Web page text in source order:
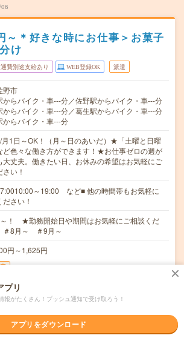
～＊好きな時にお仕事＞お菓子
け
費別途支給あり WEB登録OK 派遣
野市
からバイク・車---分／佐野駅からバイク・車---分
からバイク・車---分／葛生駅からバイク・車---分
からバイク・車---分
月1日～OK！（月～日のあいだ）★「土曜と日曜
ど色々な働き方ができます！★お仕事ゼロの週が
大丈夫。働きたい日、お休みの希望はお気軽にご
い！
～19:00 など■ 他の時間帯もお気軽に
さい！
！ ★勤務開始日や期間はお気軽にご相談くだ
8月～ ＃9月～
円～1,625円
定内支給 ※派遣先による
の仕分け／＜とってもシンプルなので未経験でも
験OK / ブランクOK / パソコンスキル不要 / 英語力
プリ
報がたくさん！プッシュ通知で受け取ろう！
アプリをダウンロード